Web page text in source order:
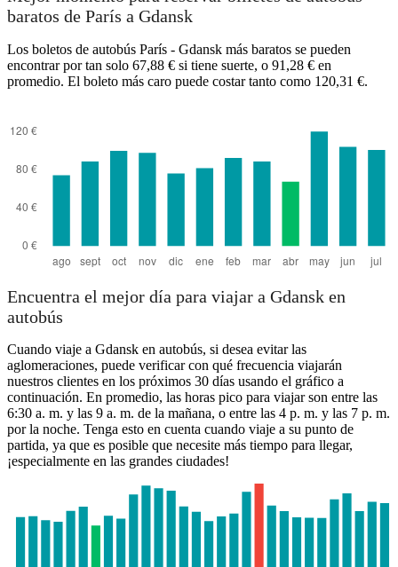
baratos de París a Gdansk
Los boletos de autobús París - Gdansk más baratos se pueden
encontrar por tan solo 67,88 € si tiene suerte, o 91,28 € en
promedio. El boleto más caro puede costar tanto como 120,31 €.
Encuentra el mejor día para viajar a Gdansk en
autobús
Cuando viaje a Gdansk en autobús, si desea evitar las
aglomeraciones, puede verificar con qué frecuencia viajarán
nuestros clientes en los próximos 30 días usando el gráfico a
continuación. En promedio, las horas pico para viajar son entre las
6:30 a. m. y las 9 a. m. de la mañana, o entre las 4 p. m. y las 7 p. m.
por la noche. Tenga esto en cuenta cuando viaje a su punto de
partida, ya que es posible que necesite más tiempo para llegar,
¡especialmente en las grandes ciudades!